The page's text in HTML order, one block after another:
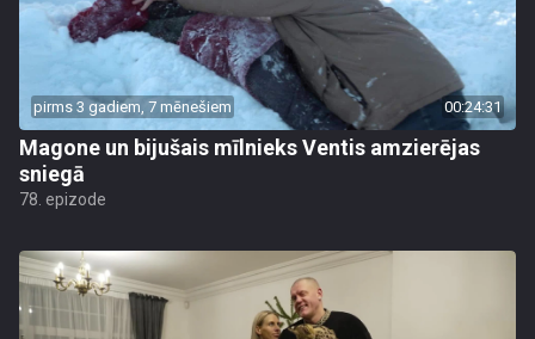
pirms 3 gadiem, 7 mēnešiem 00:24:31
Magone un bijušais mīlnieks Ventis amzierējas
sniegā
78. epizode